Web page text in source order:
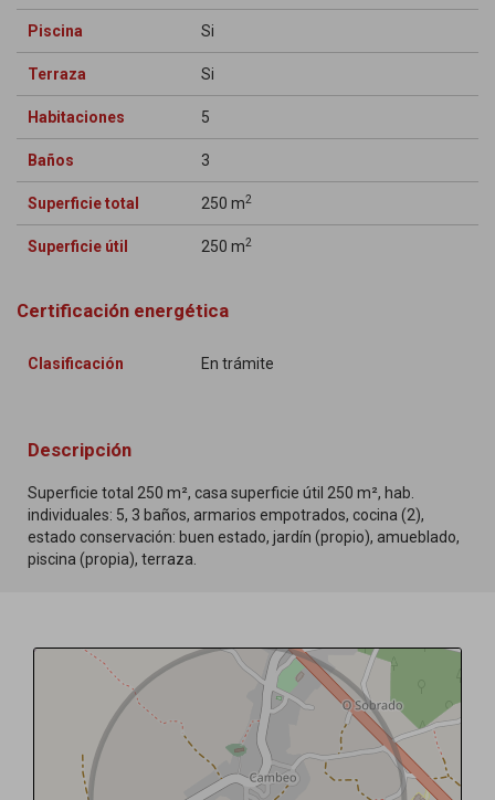
Piscina Si
Terraza Si
Habitaciones 5
Baños 3
Superficie total 250 m2
Superficie útil 250 m2
Certificación energética
Clasificación En trámite
Descripción
Superficie total 250 m², casa superficie útil 250 m², hab.
individuales: 5, 3 baños, armarios empotrados, cocina (2),
estado conservación: buen estado, jardín (propio), amueblado,
piscina (propia), terraza.